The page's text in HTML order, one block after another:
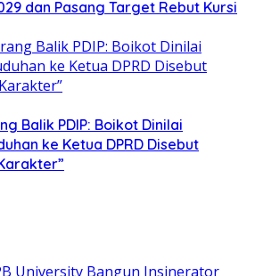
dan Pasang Target Rebut Kursi
Balik PDIP: Boikot Dinilai
ke Ketua DPRD Disebut